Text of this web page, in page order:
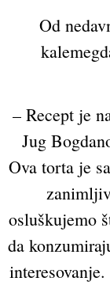
Od
– Recept je
Jug
Ova torta je
osluškujemo
da